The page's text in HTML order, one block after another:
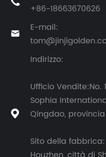
+86-18663670626

E-mail:

Indirizzo:
Ufficio Vendite:No.
Sophia
Qingdao,
Sito della